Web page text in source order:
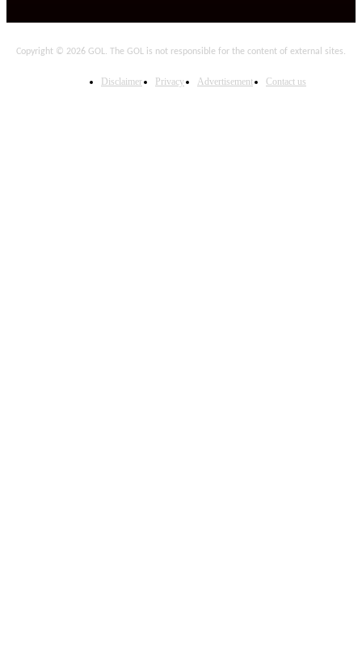
Copyright © 2026 GOL. The GOL is not responsible for the content of external sites.
Disclaimer Privacy Advertisement Contact us